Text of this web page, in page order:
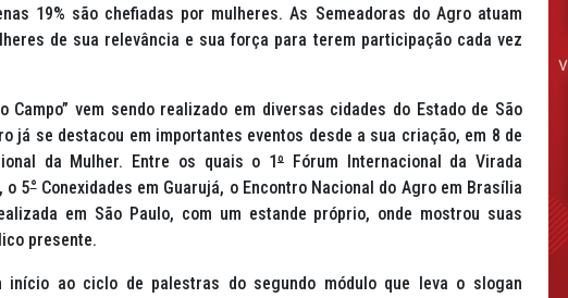
19% são chefiadas por mulheres. As Semeadoras do Agro atuam
de sua relevância e sua força para terem participação cada vez
Campo” vem sendo realizado em diversas cidades do Estado de São
já se destacou em importantes eventos desde a sua criação, em 8 de
da Mulher. Entre os quais o 1º Fórum Internacional da Virada
o 5°Conexidades em Guarujá, o Encontro Nacional do Agro em Brasília
em São Paulo, com um estande próprio, onde mostrou suas
presente.
início ao ciclo de palestras do segundo módulo que leva o slogan